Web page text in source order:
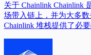
关于 Chainlink Chainlink
场带入链上，并为大多数
Chainlink 堆栈提供了必